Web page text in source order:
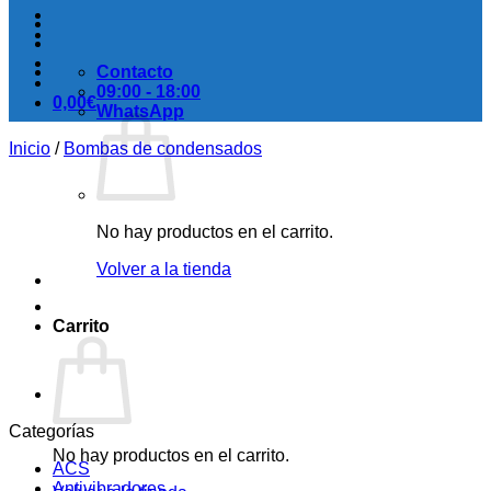
0,00€
No hay productos en el carrito.
Volver a la tienda
Carrito
No hay productos en el carrito.
Contacto
09:00 - 18:00
WhatsApp
Inicio / Bombas de condensados
Categorías
ACS